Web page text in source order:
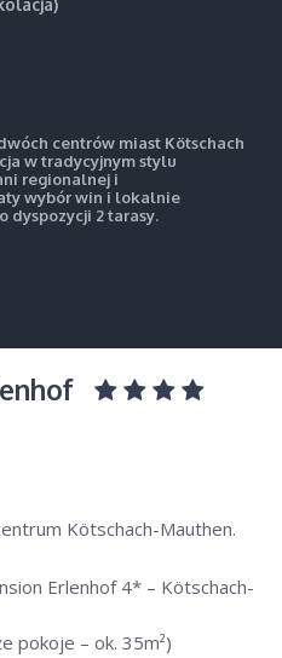
centrów miast Kötschach
w tradycyjnym stylu
regionalnej i
wybór win i lokalnie
dyspozycji 2 tarasy.
Kötschach-Mauthen.
Erlenhof 4* – Kötschach-
pokoje – ok. 35m²)